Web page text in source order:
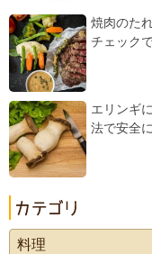
焼肉のた
チェック
エリンギ
法で安全
料理